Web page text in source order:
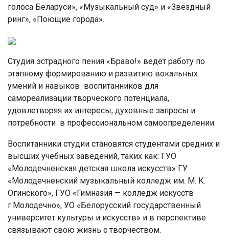
голоса Беларуси», «Музыкальный суд» и «Звёздный
ринг», «Поющие города».
Студия эстрадного пения «Браво!» ведёт работу по
этапному формированию и развитию вокальных
умений и навыков воспитанников для
самореализации творческого потенциала,
удовлетворяя их интересы, духовные запросы и
потребности в профессиональном самоопределении.
Воспитанники студии становятся студентами средних и
высших учебных заведений, таких как: ГУО
«Молодечненская детская школа искусств» ГУ
«Молодечненский музыкальный колледж им. М. К.
Огинского», ГУО «Гимназия — колледж искусств
г.Молодечно», УО «Белорусский государственный
университет культуры и искусств» и в перспективе
связывают свою жизнь с творчеством.